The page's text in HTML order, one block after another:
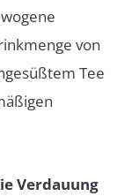
von
Tee
Verdauung